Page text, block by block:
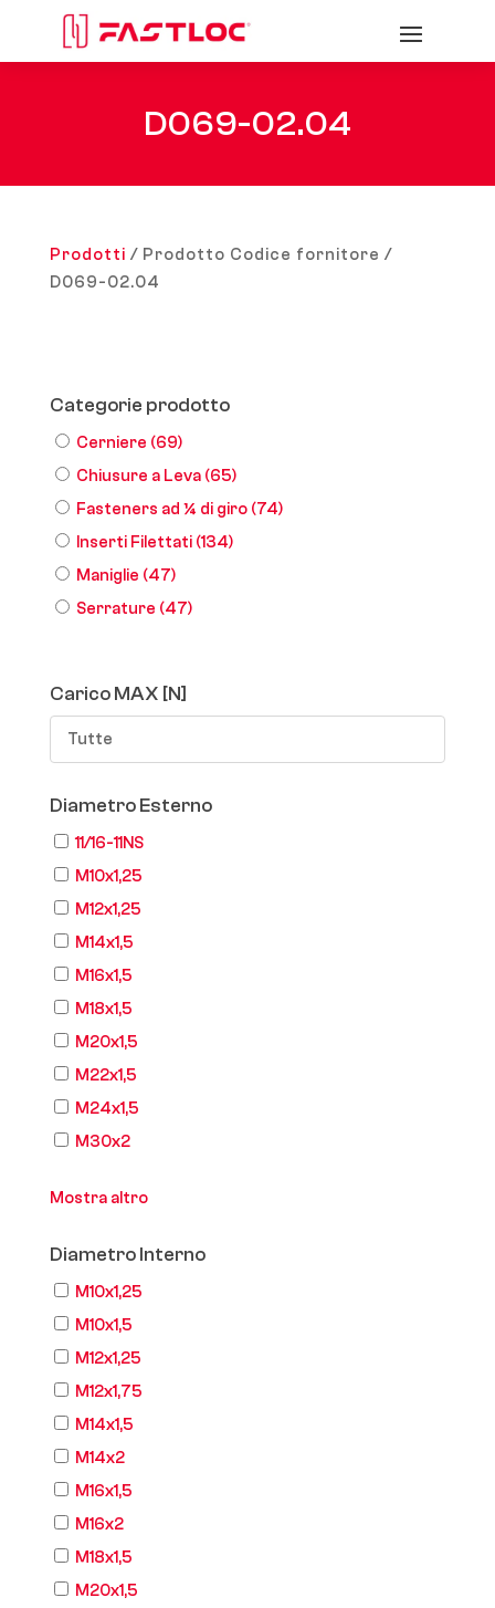
D069-02.04
Prodotti / Prodotto Codice fornitore /
D069-02.04
Categorie prodotto
Cerniere (69)
Chiusure a Leva (65)
Fasteners ad ¼ di giro (74)
Inserti Filettati (134)
Maniglie (47)
Serrature (47)
Carico MAX [N]
Tutte
Diametro Esterno
11/16-11NS
M10x1,25
M12x1,25
M14x1,5
M16x1,5
M18x1,5
M20x1,5
M22x1,5
M24x1,5
M30x2
Mostra altro
Diametro Interno
M10x1,25
M10x1,5
M12x1,25
M12x1,75
M14x1,5
M14x2
M16x1,5
M16x2
M18x1,5
M20x1,5